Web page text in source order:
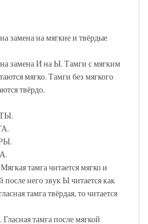
замена на мягкие и твёрдые
замена И на Ы. Тамги с мягким
мягко. Тамги без мягкого
твёрдо.
тамга читается мягко и
него звук Ы читается как
тамга твёрдая, то читается
тамга после мягкой